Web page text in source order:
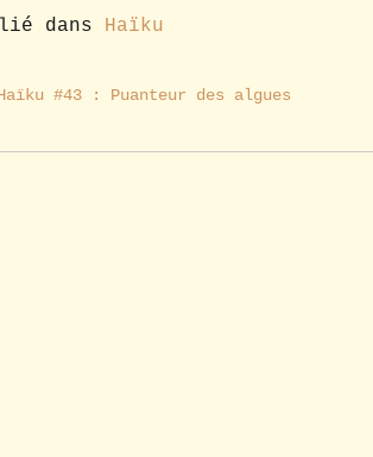
dans Haïku
#43 : Puanteur des algues